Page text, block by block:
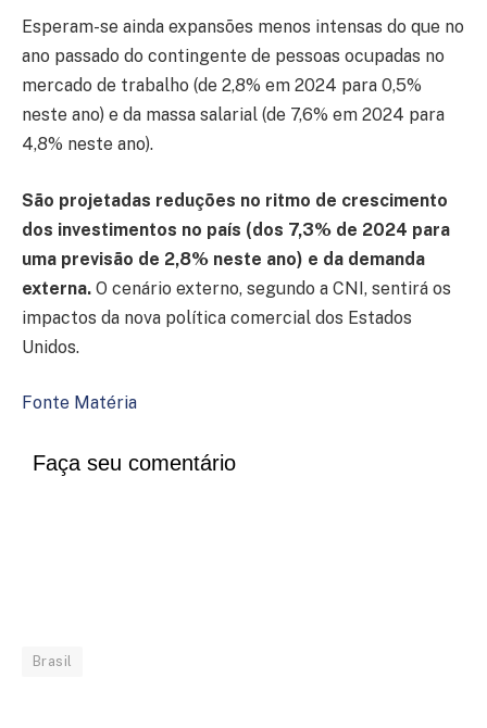
Esperam-se ainda expansões menos intensas do que no
ano passado do contingente de pessoas ocupadas no
mercado de trabalho (de 2,8% em 2024 para 0,5%
neste ano) e da massa salarial (de 7,6% em 2024 para
4,8% neste ano).
São projetadas reduções no ritmo de crescimento
dos investimentos no país (dos 7,3% de 2024 para
uma previsão de 2,8% neste ano) e da demanda
externa. O cenário externo, segundo a CNI, sentirá os
impactos da nova política comercial dos Estados
Unidos.
Fonte Matéria
Faça seu comentário
Brasil